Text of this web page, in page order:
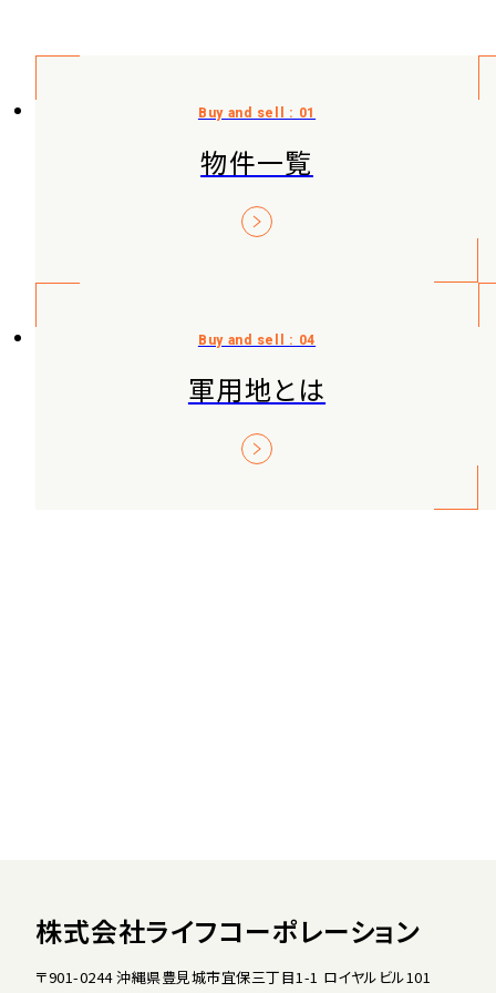
物件一覧
軍用地とは
株式会社ライフコーポレーション
〒901-0244 沖縄県豊見城市宜保三丁目1-1 ロイヤルビル101